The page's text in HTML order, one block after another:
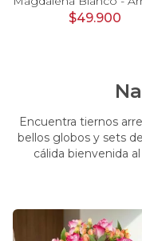
$49.900
Encuentra tiernos
bellos globos y sets
cálida bienvenida